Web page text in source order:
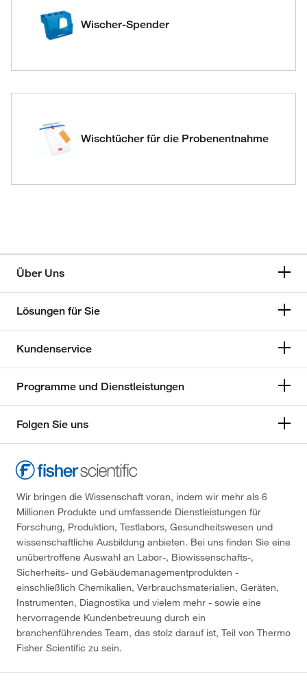
Wischer-Spender
Wischtücher für die Probenentnahme
Über Uns
Lösungen für Sie
Kundenservice
Programme und Dienstleistungen
Folgen Sie uns
Wir bringen die Wissenschaft voran, indem wir mehr als 6
Millionen Produkte und umfassende Dienstleistungen für
Forschung, Produktion, Testlabors, Gesundheitswesen und
wissenschaftliche Ausbildung anbieten. Bei uns finden Sie eine
unübertroffene Auswahl an Labor-, Biowissenschafts-,
Sicherheits- und Gebäudemanagementprodukten -
einschließlich Chemikalien, Verbrauchsmaterialien, Geräten,
Instrumenten, Diagnostika und vielem mehr - sowie eine
hervorragende Kundenbetreuung durch ein
branchenführendes Team, das stolz darauf ist, Teil von Thermo
Fisher Scientific zu sein.